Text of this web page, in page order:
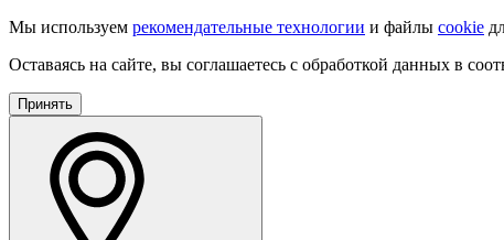
Мы используем рекомендательные технологии и файлы cookie
Оставаясь на сайте, вы соглашаетесь с обработкой данных в
Принять